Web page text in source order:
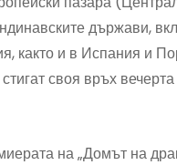
държави,
както и в Испания и
своя връх
на „Домът на